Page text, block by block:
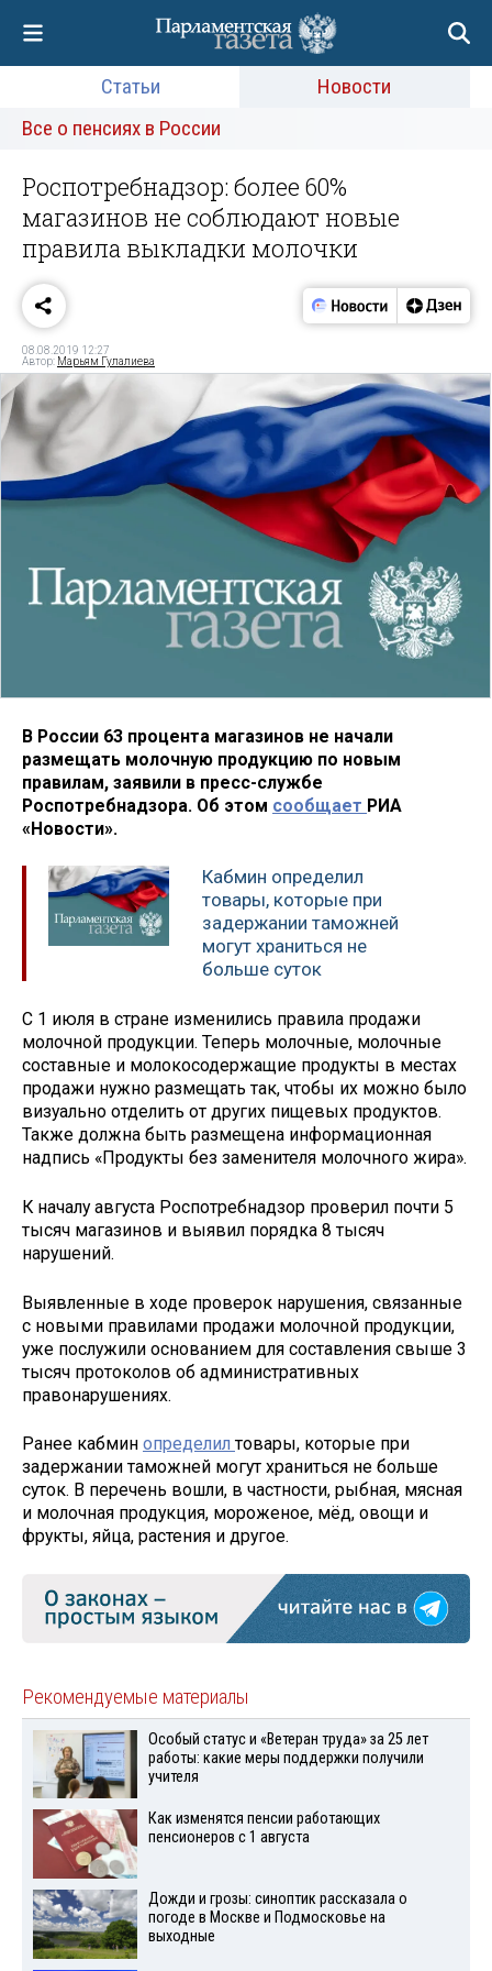
Статьи
Новости
Все о пенсиях в России
Роспотребнадзор: более 60%
магазинов не соблюдают новые
правила выкладки молочки
08.08.2019 12:27
Автор: Марьям Гулалиева
В России 63 процента магазинов не начали
размещать молочную продукцию по новым
правилам, заявили в пресс-службе
Роспотребнадзора. Об этом сообщает РИА
«Новости».
Кабмин определил
товары, которые при
задержании таможней
могут храниться не
больше суток
С 1 июля в стране изменились правила продажи
молочной продукции. Теперь молочные, молочные
составные и молокосодержащие продукты в местах
продажи нужно размещать так, чтобы их можно было
визуально отделить от других пищевых продуктов.
Также должна быть размещена информационная
надпись «Продукты без заменителя молочного жира».
К началу августа Роспотребнадзор проверил почти 5
тысяч магазинов и выявил порядка 8 тысяч
нарушений.
Выявленные в ходе проверок нарушения, связанные
с новыми правилами продажи молочной продукции,
уже послужили основанием для составления свыше 3
тысяч протоколов об административных
правонарушениях.
Ранее кабмин определил товары, которые при
задержании таможней могут храниться не больше
суток. В перечень вошли, в частности, рыбная, мясная
и молочная продукция, мороженое, мёд, овощи и
фрукты, яйца, растения и другое.
Рекомендуемые материалы
Особый статус и «Ветеран труда» за 25 лет
работы: какие меры поддержки получили
учителя
Как изменятся пенсии работающих
пенсионеров с 1 августа
Дожди и грозы: синоптик рассказала о
погоде в Москве и Подмосковье на
выходные